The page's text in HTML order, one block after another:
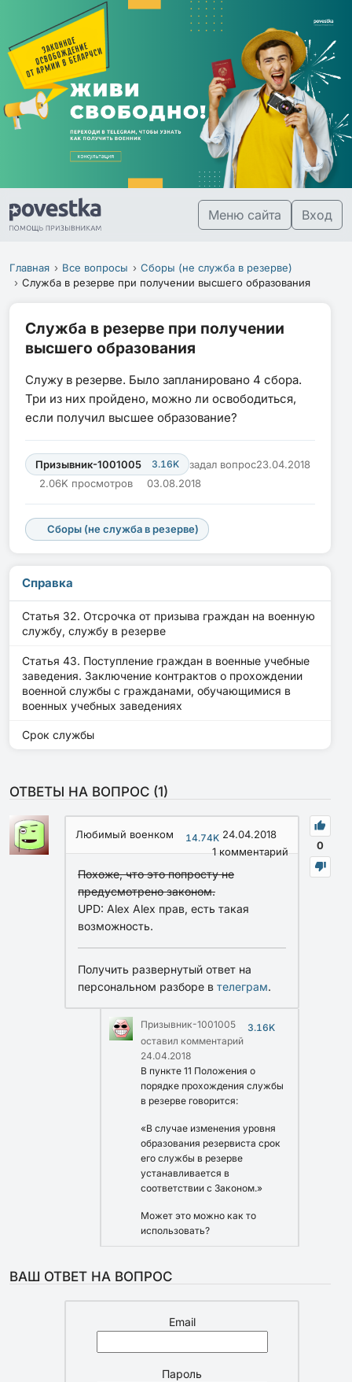
Меню сайта Вход
Главная Все вопросы
Сборы (не служба в резерве)
Служба в резерве при получении высшего образования
Служба в резерве при получении
высшего образования
Служу в резерве. Было запланировано 4 сбора.
Три из них пройдено, можно ли освободиться,
если получил высшее образование?
Призывник-1001005 3.16K задал вопрос23.04.2018
2.06K просмотров
03.08.2018
Сборы (не служба в резерве)
Справка
Статья 32. Отсрочка от призыва граждан на военную
службу, службу в резерве
Статья 43. Поступление граждан в военные учебные
заведения. Заключение контрактов о прохождении
военной службы с гражданами, обучающимися в
военных учебных заведениях
Срок службы
ОТВЕТЫ НА ВОПРОС (1)
0
Любимый военком 14.74K 24.04.2018
1комментарий
Похоже, что это попросту не
предусмотрено законом.
UPD: Alex Alex прав, есть такая
возможность.
Получить развернутый ответ на
персональном разборе в телеграм.
Призывник-1001005
3.16K
оставил комментарий
24.04.2018
В пункте 11 Положения о
порядке прохождения службы
в резерве говорится:
«В случае изменения уровня
образования резервиста срок
его службы в резерве
устанавливается в
соответствии с Законом.»
Может это можно как то
использовать?
ВАШ ОТВЕТ НА ВОПРОС
Email
Пароль